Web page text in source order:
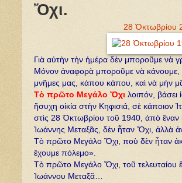
Ὄχι.
28 Ὀκτωβρίου
Γιὰ αὐτὴν τὴν ἡμέρα δὲν μποροῦμε νὰ
Μόνον ἀναφορὰ μποροῦμε νὰ κάνουμε,
μνῆμες μας, κάπου κάπου, καὶ νὰ μὴν
Τὸ πρῶτο Μεγάλο Ὄχι λοιπόν,
ἥσυχη οἰκία στὴν Κηφισιά, σὲ κάποιον
στὶς 28 Ὀκτωβρίου τοῦ 1940, ἀπὸ ἕναν
Ἰωάννης Μεταξᾶς, δὲν ἦταν Ὄχι, ἀλλὰ
Τὸ πρῶτο Μεγάλο Ὄχι, ποὺ δὲν ἦταν
ἔχουμε πόλεμο».
Τὸ πρῶτο Μεγάλο Ὄχι, τοῦ τελευταίου
Ἰωάννου Μεταξᾶ…